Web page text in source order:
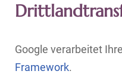
Google verarbeitet
Framework.